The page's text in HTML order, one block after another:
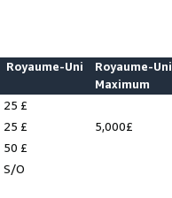
Royaume-Uni
Royaume-Uni
Maximum
25 £
25 £
5,000£
50 £
S/O